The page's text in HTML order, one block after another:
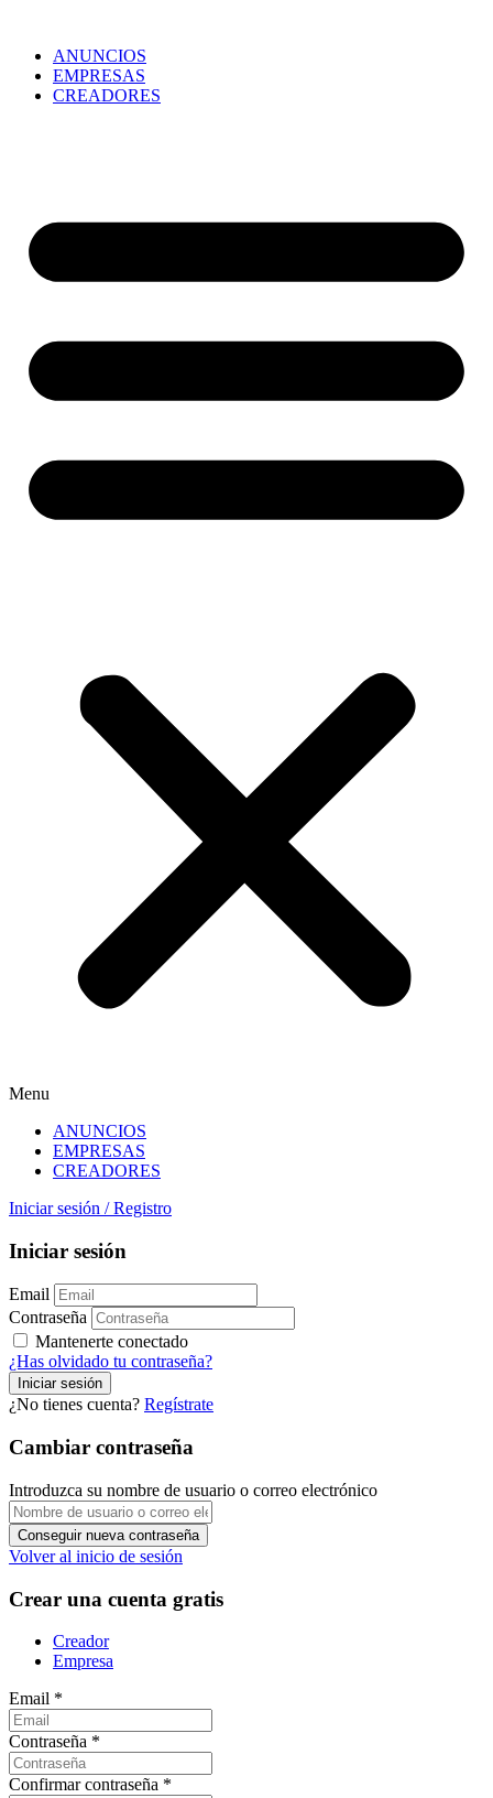
ANUNCIOS
EMPRESAS
CREADORES
Menu
ANUNCIOS
EMPRESAS
CREADORES
Iniciar sesión / Registro
Iniciar sesión
Email
Contraseña
Mantenerte conectado
¿Has olvidado tu contraseña?
¿No tienes cuenta? Regístrate
Cambiar contraseña
Introduzca su nombre de usuario o correo electrónico
Volver al inicio de sesión
Crear una cuenta gratis
Creador
Empresa
Email *
Contraseña *
Confirmar contraseña *